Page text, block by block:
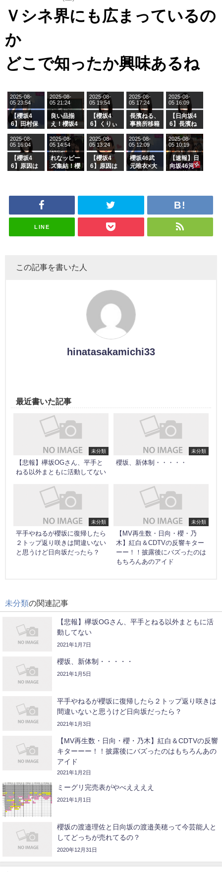
Ｖシネ界にも広まっているの
か
どこで知ったか興味あるね
【櫻坂4
6】田村保
ージを脱い
でいた理由
2025-08-
05 23:54
良い品揃
え！櫻坂4
グル『Mak
e or Brea
k』オフィ
シャルグッ
ズ絶賛販売
2025-08-
05 21:24
【櫻坂4
6】くりぃ
の2人を手
玉に取る大
沼晶保【く
りぃむナン
タラ】
2025-08-
05 19:54
長濱ねる、
事務所移籍
属を発表
2025-08-
05 17:24
【日向坂4
6】長濱ね
ら移籍しフ
ラーム所属
に。これで
事務所に所
属している
がこちら
2025-08-
05 16:09
【櫻坂4
6】原因は
ざわつかせ
2025-08-
05 16:04
れなッピー
ズ集結！櫻
「ラヴィッ
スタジオ出
2025-08-
05 14:54
【櫻坂4
6】原因は
ざわつかせ
2025-08-
05 13:24
櫻坂46武
元唯衣×大
さんに恐怖
ナンタラ】
2025-08-
05 12:09
【速報】日
向坂46河
2025-08-
05 10:19
LINE
この記事を書いた人
hinatasakamichi33
最近書いた記事
未分類
【悲報】欅坂OGさん、平手と
ねる以外まともに活動してない
未分類
櫻坂、新体制・・・・・
未分類
平手やねるが櫻坂に復帰したら
２トップ返り咲きは間違いない
と思うけど日向坂だったら？
未分類
【MV再生数・日向・櫻・乃
木】紅白＆CDTVの反響キター
ーー！！披露後にバズったのは
もちろんあのアイド
未分類の関連記事
【悲報】欅坂OGさん、平手とねる以外まともに活
動してない
2021年1月7日
櫻坂、新体制・・・・・
2021年1月5日
平手やねるが櫻坂に復帰したら２トップ返り咲きは
間違いないと思うけど日向坂だったら？
2021年1月3日
【MV再生数・日向・櫻・乃木】紅白＆CDTVの反響
キターーー！！披露後にバズったのはもちろんあの
アイド
2021年1月2日
ミーグリ完売表がやべええええ
2021年1月1日
櫻坂の渡邉理佐と日向坂の渡邉美穂って今芸能人と
してどっちが売れてるの？
2020年12月31日